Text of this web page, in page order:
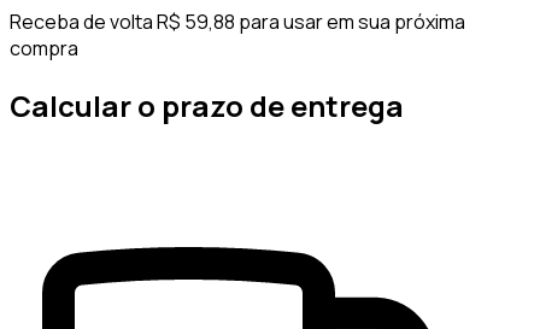
Receba de volta R$ 59,88 para usar em sua próxima
compra
Calcular o prazo de entrega